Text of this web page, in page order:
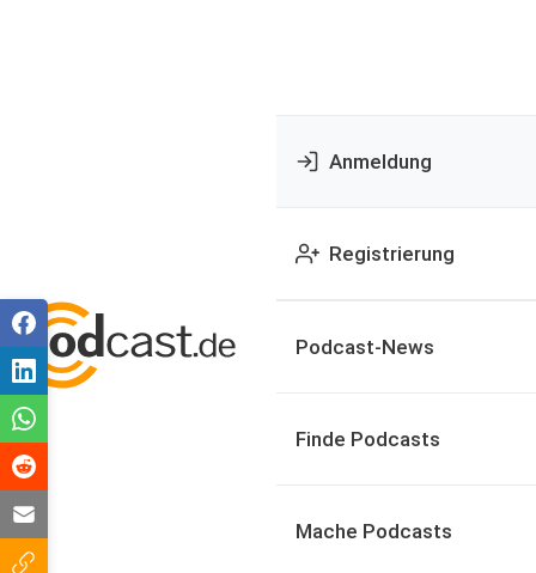
Anmeldung
Registrierung
Podcast-News
Finde Podcasts
Mache Podcasts